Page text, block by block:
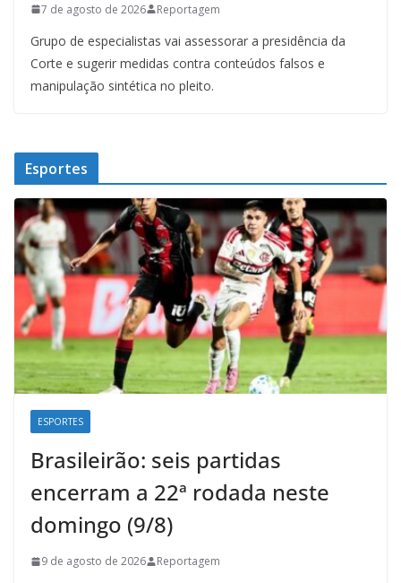
7 de agosto de 2026 Reportagem
Grupo de especialistas vai assessorar a presidência da
Corte e sugerir medidas contra conteúdos falsos e
manipulação sintética no pleito.
Esportes
ESPORTES
Brasileirão: seis partidas
encerram a 22ª rodada neste
domingo (9/8)
9 de agosto de 2026 Reportagem